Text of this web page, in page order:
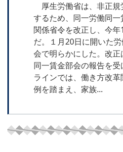
厚生労働省は、非正規
するため、同一労働同
関係省令を改正し、今
だ。１月20日に開いた
会で明らかにした。改
同一賃金部会の報告を
ラインでは、働き方改
例を踏まえ、家族...